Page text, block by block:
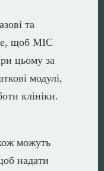
та
щоб МІС
цьому за
модулі,
клініки.
можуть
надати